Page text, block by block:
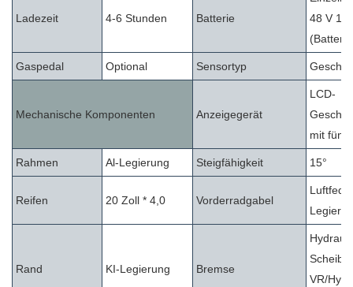
Ladezeit 4-6 Stunden Batterie
48 V 15
Gaspedal Optional Sensortyp
Mechanische Komponenten Anzeigegerät
LCD-
mit fünf
Rahmen Al-Legierung Steigfähigkeit 15°
Reifen 20 Zoll * 4,0 Vorderradgabel
Rand KI-Legierung Bremse
VR/